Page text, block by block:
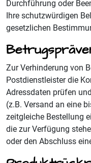
Durchführung oder
Ihre schutzwürdigen
gesetzlichen
Zur Verhinderung von
Postdienstleister die
Adressdaten prüfen
(z.B. Versand an eine
zeitgleiche Bestellung
die zur Verfügung
oder den Abschluss